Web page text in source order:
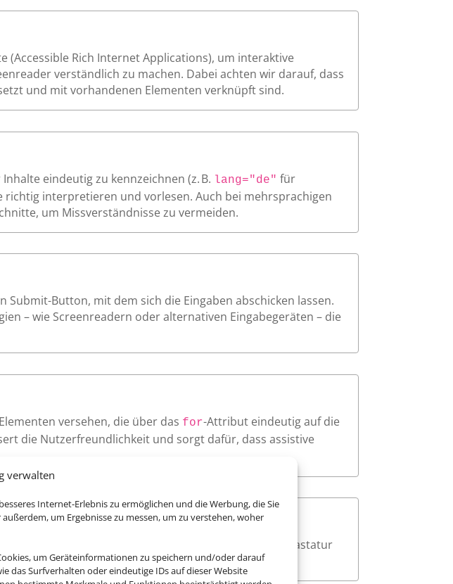
verwalten
Internet-Erlebnis zu ermöglichen und die Werbung, die Sie
um Ergebnisse zu messen, um zu verstehen, woher
um Geräteinformationen zu speichern und/oder darauf
das Surfverhalten oder eindeutige IDs auf dieser Website
(Accessible Rich Internet Applications), um interaktive
verständlich zu machen. Dabei achten wir darauf, dass
und mit vorhandenen Elementen verknüpft sind.
eindeutig zu kennzeichnen (z. B. lang="de" für
interpretieren und vorlesen. Auch bei mehrsprachigen
um Missverständnisse zu vermeiden.
Button, mit dem sich die Eingaben abschicken lassen.
– wie Screenreadern oder alternativen Eingabegeräten – die
versehen, die über das for-Attribut eindeutig auf die
die Nutzerfreundlichkeit und sorgt dafür, dass assistive
– zeigen klar sichtbar an, wenn sie per Tastatur
ohne Maus.